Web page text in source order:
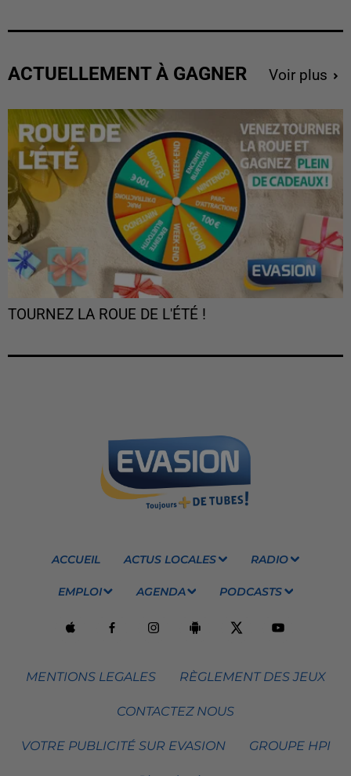
ACTUELLEMENT À GAGNER Voir plus
TOURNEZ LA ROUE DE L'ÉTÉ !
ACCUEIL ACTUS LOCALES RADIO
EMPLOI AGENDA PODCASTS
MENTIONS LEGALES RÈGLEMENT DES JEUX
CONTACTEZ NOUS
VOTRE PUBLICITÉ SUR EVASION GROUPE HPI